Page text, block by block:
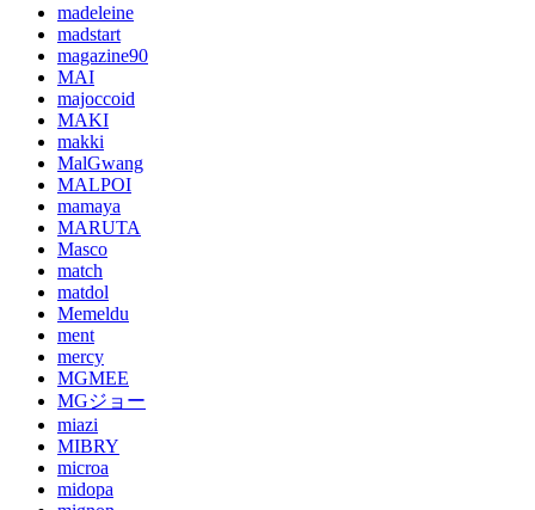
madeleine
madstart
magazine90
MAI
majoccoid
MAKI
makki
MalGwang
MALPOI
mamaya
MARUTA
Masco
match
matdol
Memeldu
ment
mercy
MGMEE
MGジョー
miazi
MIBRY
microa
midopa